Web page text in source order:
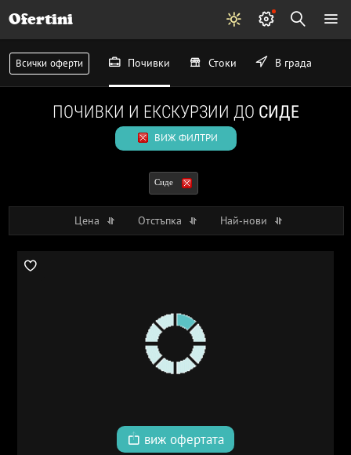
Ofertini
Всички оферти Почивки Стоки В града
ПОЧИВКИ И ЕКСКУРЗИИ ДО СИДЕ
ВИЖ ФИЛТРИ
Сиде
Цена Отстъпка Най-нови
виж офертата